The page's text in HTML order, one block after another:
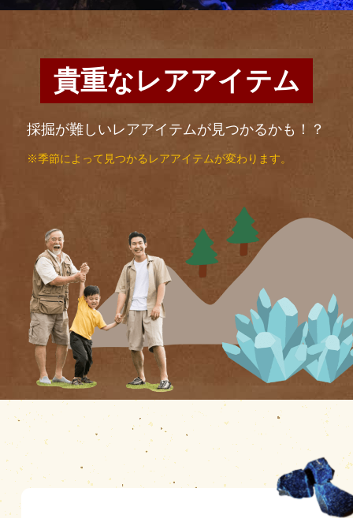
貴重なレアアイテム
採掘が難しいレアアイテムが見つかるかも！？
※季節によって見つかるレアアイテムが変わります。